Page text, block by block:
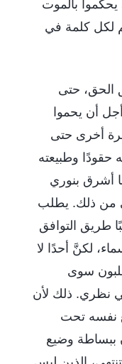
بالموت
لكل كلمة في
الحق، حتى
أن يحموا
أخرى حتى
حقودًا وطبيعته
أشرق بنوري
من ذلك. يطلب
طريق التوافق
لكنَّ أحدًا لا
سوى
نظري. ذلك لأن
نفسه تحت
ببساطة وضيع